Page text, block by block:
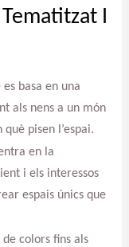
I
basa en una
als nens a un món
pisen l’espai.
en la
i els interessos
espais únics que
colors fins als